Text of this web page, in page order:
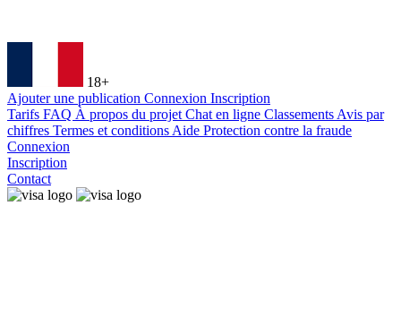
18+
Ajouter une publication Connexion Inscription
Tarifs FAQ À propos du projet Chat en ligne Classements Avis par
chiffres Termes et conditions Aide Protection contre la fraude
Connexion
Inscription
Contact